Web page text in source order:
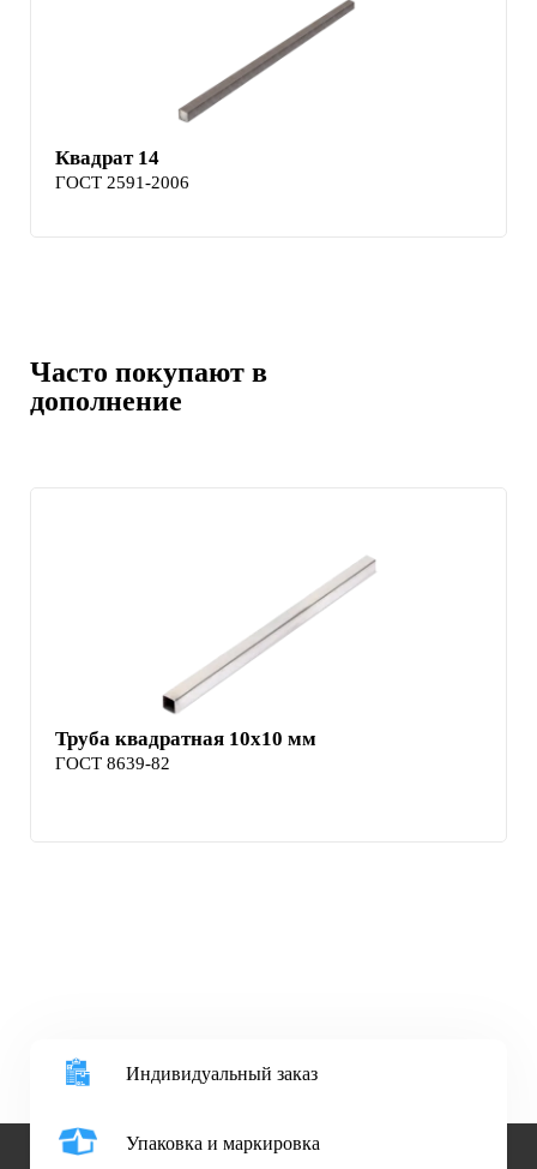
Квадрат 14
ГОСТ 2591-2006
Часто покупают в
дополнение
Труба квадратная 10х10 мм
ГОСТ 8639-82
Индивидуальный заказ
Упаковка и маркировка